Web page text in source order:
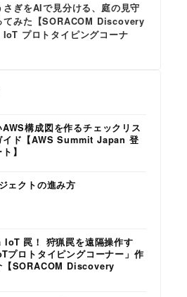
さぎをAIで見分ける、庭の見守
てみた【SORACOM Discovery
プロトタイピングコーナ
構成図を作るチェックリス
イド【AWS Summit Japan 登
】
ェクトの進み方
罠！ 狩猟罠を遠隔操作す
プロトタイピングコーナー」作
【SORACOM Discovery